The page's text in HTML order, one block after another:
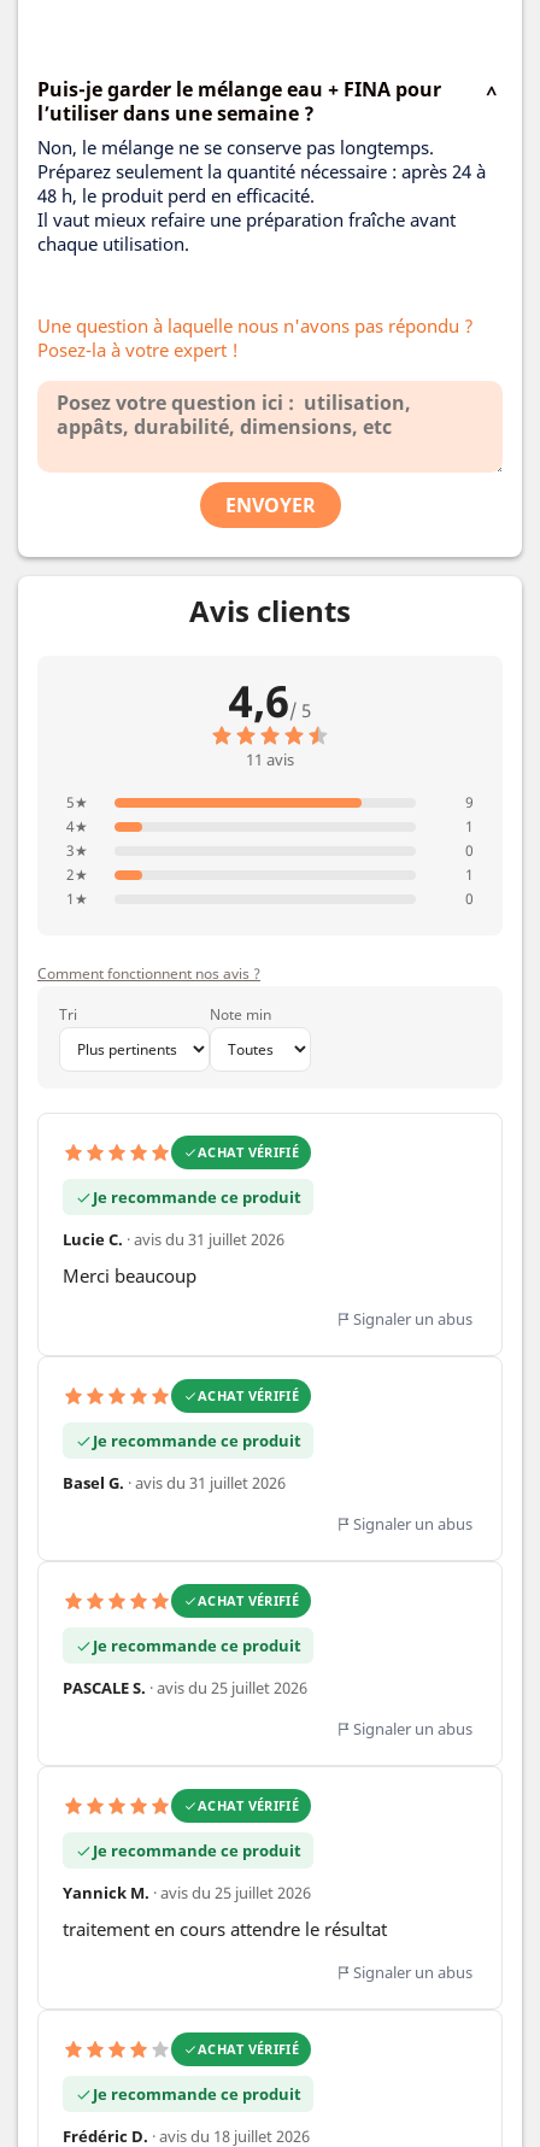
Puis-je garder le mélange eau + FINA pour
l’utiliser dans une semaine ?
Non, le mélange ne se conserve pas longtemps.
Préparez seulement la quantité nécessaire : après 24 à
48 h, le produit perd en efficacité.
Il vaut mieux refaire une préparation fraîche avant
chaque utilisation.
Une question à laquelle nous n'avons pas répondu ?
Posez-la à votre expert !
ENVOYER
Avis clients
4,6/ 5
11 avis
5★
9
4★
1
3★
0
2★
1
1★
0
Comment fonctionnent nos avis ?
Tri
Note min
ACHAT VÉRIFIÉ
Je recommande ce produit
Lucie C. · avis du 31 juillet 2026
Merci beaucoup
Signaler un abus
ACHAT VÉRIFIÉ
Je recommande ce produit
Basel G. · avis du 31 juillet 2026
Signaler un abus
ACHAT VÉRIFIÉ
Je recommande ce produit
PASCALE S. · avis du 25 juillet 2026
Signaler un abus
ACHAT VÉRIFIÉ
Je recommande ce produit
Yannick M. · avis du 25 juillet 2026
traitement en cours attendre le résultat
Signaler un abus
ACHAT VÉRIFIÉ
Je recommande ce produit
Frédéric D. · avis du 18 juillet 2026